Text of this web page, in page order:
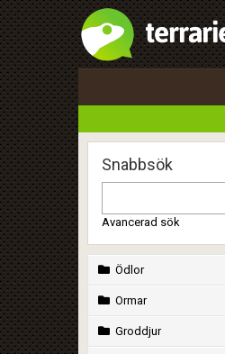
Snabbsök
Avancerad sök
Ödlor
Ormar
Groddjur